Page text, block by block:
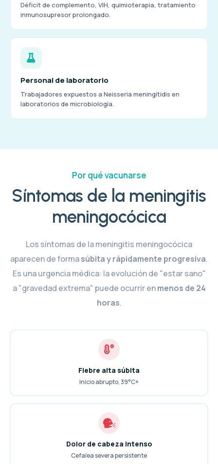
Déficit de complemento, VIH, quimioterapia, tratamiento
inmunosupresor prolongado.
Personal de laboratorio
Trabajadores expuestos a Neisseria meningitidis en
laboratorios de microbiología.
Por qué vacunarse
Síntomas de la meningitis
meningocócica
Los síntomas de la meningitis meningocócica
aparecen de formasúbita y rápidamente progresiva.
Es una urgencia médica: la evolución de "estar sano"
a "gravedad extrema" puede ocurrir enmenos de 24
horas.
Fiebre alta súbita
Inicio abrupto, 39°C+
Dolor de cabeza intenso
Cefalea severa persistente